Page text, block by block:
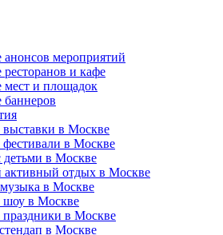
анонсов мероприятий
и кафе
мест и площадок
баннеров
выставки в Москве
фестивали в Москве
детьми в Москве
активный отдых в Москве
в Москве
шоу в Москве
праздники в Москве
в Москве